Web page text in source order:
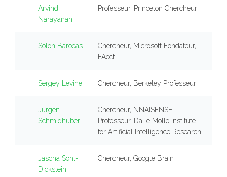
Arvind
Narayanan
Professeur, Princeton Chercheur
Solon Barocas
Chercheur, Microsoft Fondateur,
FAcct
Sergey Levine Chercheur, Berkeley Professeur
Jurgen
Schmidhuber
Chercheur, NNAISENSE
Professeur, Dalle Molle Institute
for Artificial Intelligence Research
Jascha Sohl-
Dickstein
Chercheur, Google Brain